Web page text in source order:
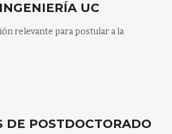
UC
relevante para postular a la
DE POSTDOCTORADO